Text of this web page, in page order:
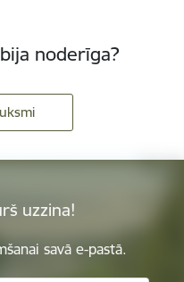
noderīga?
uzzina!
savā e-pastā.